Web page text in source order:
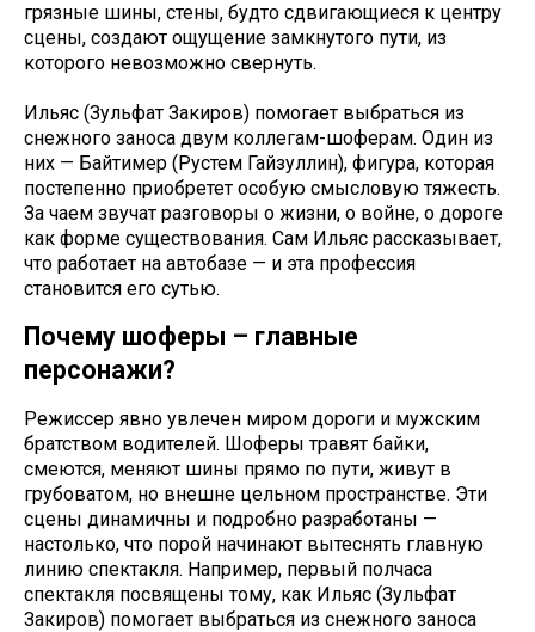
грязные шины, стены, будто сдвигающиеся к центру
сцены, создают ощущение замкнутого пути, из
которого невозможно свернуть.
Ильяс (Зульфат Закиров) помогает выбраться из
снежного заноса двум коллегам-шоферам. Один из
них — Байтимер (Рустем Гайзуллин), фигура, которая
постепенно приобретет особую смысловую тяжесть.
За чаем звучат разговоры о жизни, о войне, о дороге
как форме существования. Сам Ильяс рассказывает,
что работает на автобазе — и эта профессия
становится его сутью.
Почему шоферы – главные
персонажи?
Режиссер явно увлечен миром дороги и мужским
братством водителей. Шоферы травят байки,
смеются, меняют шины прямо по пути, живут в
грубоватом, но внешне цельном пространстве. Эти
сцены динамичны и подробно разработаны —
настолько, что порой начинают вытеснять главную
линию спектакля. Например, первый полчаса
спектакля посвящены тому, как Ильяс (Зульфат
Закиров) помогает выбраться из снежного заноса